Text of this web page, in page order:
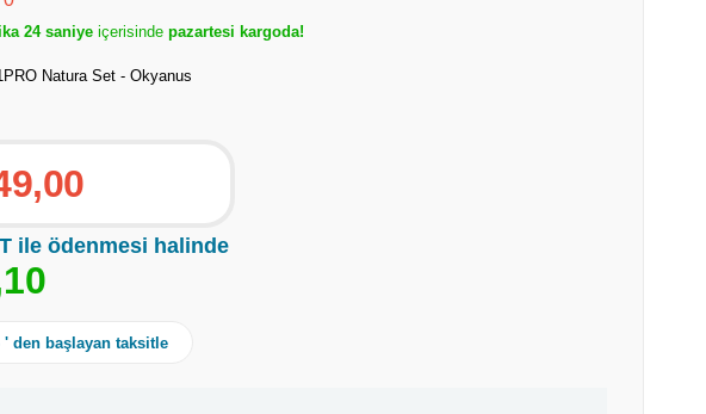
24 saniye içerisinde pazartesi kargoda!
Natura Set - Okyanus
ile ödenmesi halinde
10
' den başlayan taksitle